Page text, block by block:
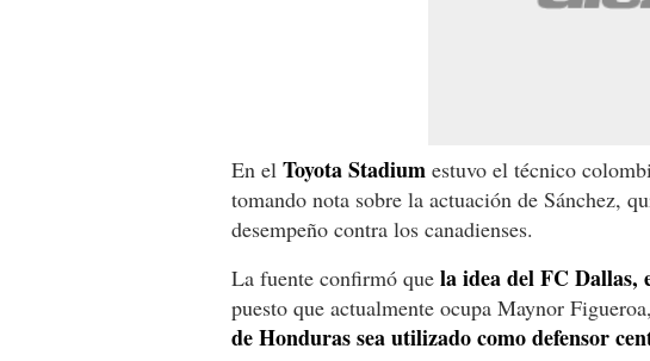
En el Toyota Stadium estuvo el técnico
tomando nota sobre la actuación de Sánchez,
desempeño contra los canadienses.
La fuente confirmó que la idea del FC
puesto que actualmente ocupa Maynor
de Honduras sea utilizado como defensor